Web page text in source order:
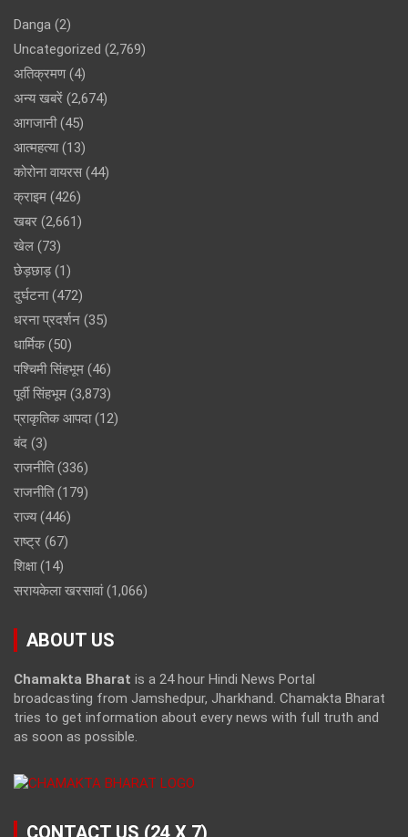
Danga (2)
Uncategorized (2,769)
अतिक्रमण(4)
अन्य खबरें (2,674)
आगजानी(45)
आत्महत्या(13)
कोरोना वायरस (44)
क्राइम (426)
खबर (2,661)
खेल (73)
छेड़छाड़(1)
दुर्घटना(472)
धरना प्रदर्शन (35)
धार्मिक(50)
पश्चिमी सिंहभूम (46)
पूर्वी सिंहभूम (3,873)
प्राकृतिक आपदा(12)
बंद (3)
राजनीति(336)
राजनीति(179)
राज्य(446)
राष्ट्र (67)
शिक्षा(14)
सरायकेला खरसावां(1,066)
ABOUT US
Chamakta Bharat is a 24 hour Hindi News Portal
broadcasting from Jamshedpur, Jharkhand. Chamakta Bharat
tries to get information about every news with full truth and
as soon as possible.
CONTACT US (24 X 7)